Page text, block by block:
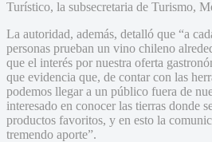
Turístico, la subsecretaria de Turismo,
La autoridad, además, detalló que “a
personas prueban un vino chileno
que el interés por nuestra oferta
que evidencia que, de contar con las
podemos llegar a un público fuera de
interesado en conocer las tierras donde
productos favoritos, y en esto la
tremendo aporte”.